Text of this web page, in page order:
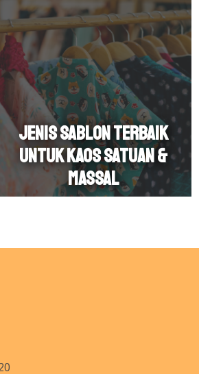
Jenis Sablon Terbaik
untuk Kaos Satuan &
Massal